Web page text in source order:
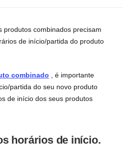
produtos combinados precisam
de início/partida do produto
combinado , é importante
partida do seu novo produto
de início dos seus produtos
horários de início.